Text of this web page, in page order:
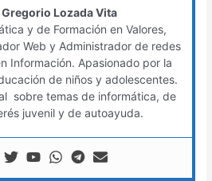
Lozada Vita
y de Formación en Valores,
Web y Administrador de redes
Información. Apasionado por la
de niños y adolescentes.
sobre temas de informática, de
juvenil y de autoayuda.